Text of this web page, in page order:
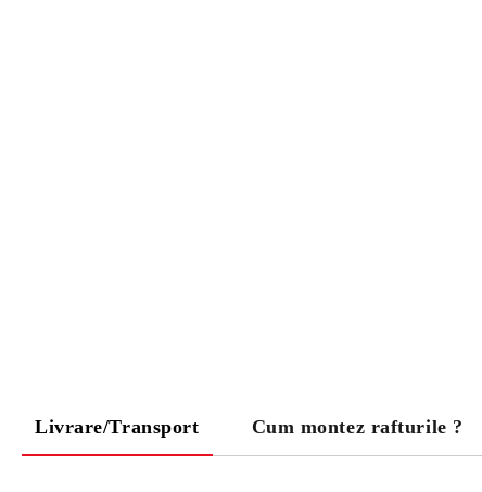
Livrare/Transport Cum montez rafturile ?